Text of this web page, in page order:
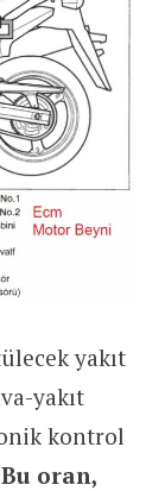
yakıt
yakıt
kontrol
Bu oran,